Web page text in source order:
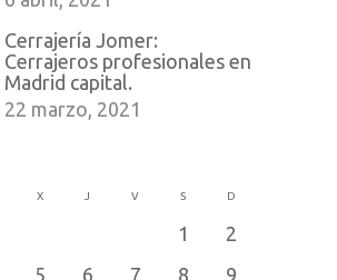
Cerrajería Jomer:
Cerrajeros profesionales en
Madrid capital.
22 marzo, 2021
X J V S D
1
2
5 6 7 8 9